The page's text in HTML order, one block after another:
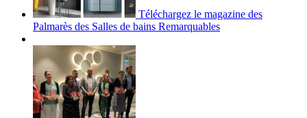
Téléchargez le magazine des
Palmarès des Salles de bains Remarquables